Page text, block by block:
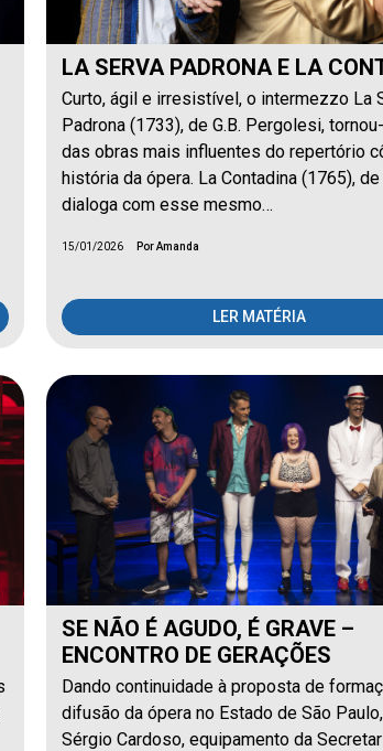
LA SERVA PADRONA E LA
Curto, ágil e irresistível, o intermezzo La
Padrona (1733), de G.B. Pergolesi,
das obras mais influentes do repertório
história da ópera. La Contadina (1765),
dialoga com esse mesmo…
15/01/2026 Por Amanda
LER MATÉRIA
SE NÃO É AGUDO, É GRAVE –
ENCONTRO DE GERAÇÕES
Dando continuidade à proposta de
difusão da ópera no Estado de São
Sérgio Cardoso, equipamento da